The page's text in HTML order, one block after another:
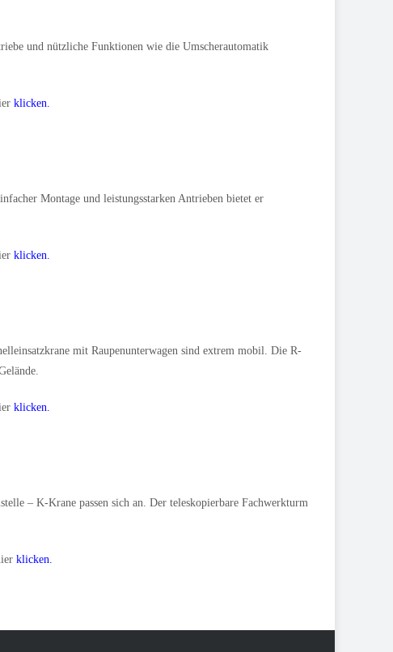
und nützliche Funktionen wie die Umscherautomatik
klicken.
Montage und leistungsstarken Antrieben bietet er
klicken.
mit Raupenunterwagen sind extrem mobil. Die R-
klicken.
– K-Krane passen sich an. Der teleskopierbare Fachwerkturm
klicken.